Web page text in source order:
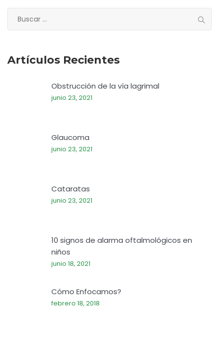
Artículos Recientes
Obstrucción de la vía lagrimal
junio 23, 2021
Glaucoma
junio 23, 2021
Cataratas
junio 23, 2021
10 signos de alarma oftalmológicos en
niños
junio 18, 2021
Cómo Enfocamos?
febrero 18, 2018